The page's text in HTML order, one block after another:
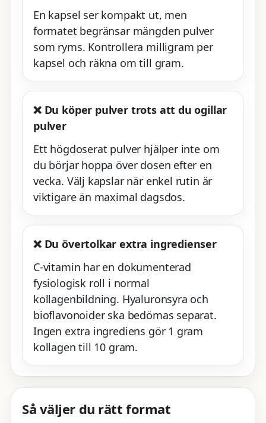
En kapsel ser kompakt ut, men
formatet begränsar mängden pulver
som ryms. Kontrollera milligram per
kapsel och räkna om till gram.
❌ Du köper pulver trots att du ogillar
pulver
Ett högdoserat pulver hjälper inte om
du börjar hoppa över dosen efter en
vecka. Välj kapslar när enkel rutin är
viktigare än maximal dagsdos.
❌ Du övertolkar extra ingredienser
C-vitamin har en dokumenterad
fysiologisk roll i normal
kollagenbildning. Hyaluronsyra och
bioflavonoider ska bedömas separat.
Ingen extra ingrediens gör 1 gram
kollagen till 10 gram.
Så väljer du rätt format